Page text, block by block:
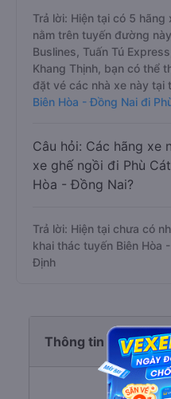
Trả lời: Hiện tại có 5
nằm trên tuyến đường
Buslines, Tuấn Tú
Khang Thịnh, bạn có thể
đặt vé các nhà xe này tại
Biên Hòa - Đồng Nai đi
Câu hỏi: Các hãng xe
xe ghế ngồi đi Phù
Hòa - Đồng Nai?
Trả lời: Hiện tại chưa có
khai thác tuyến Biên Hòa
Định
Thông tin tuyến